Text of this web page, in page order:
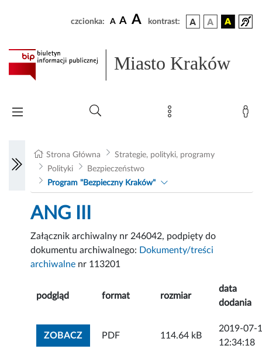
czcionka: A A A kontrast:
Miasto Kraków
Strona Główna
Strategie, polityki, programy
Polityki
Bezpieczeństwo
Program "Bezpieczny Kraków"
ANG III
Załącznik archiwalny nr 246042, podpięty do
dokumentu archiwalnego: Dokumenty/treści
archiwalne nr 113201
podgląd format rozmiar
data
dodania
ZOBACZZOBACZ ZAŁĄCZNIK
PDF 114.64 kB
2019-07-
12:34:18